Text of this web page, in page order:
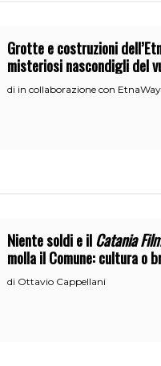
Grotte e costruzioni
misteriosi nascondigli del
di in collaborazione con EtnaWay
Niente soldi e ilCatania
molla il Comune: cultura o
ciciri?
di Ottavio Cappellani